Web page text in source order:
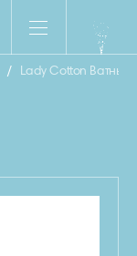
/ Lady Cotton Ватные